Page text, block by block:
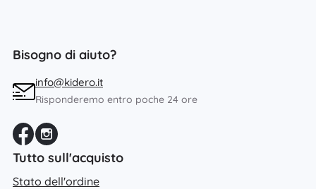
Bisogno di aiuto?
info@kidero.it
Risponderemo entro poche 24 ore
Tutto sull'acquisto
Stato dell'ordine